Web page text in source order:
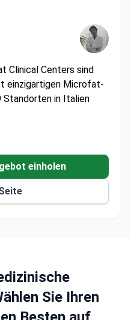
Clinical Centers sind
einzigartigen Microfat-
Standorten in Italien
Nähe des
auf medizinische,
einholen
Sie Ihren